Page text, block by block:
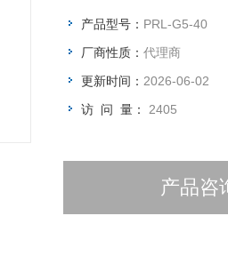
产品型号： PRL-G5-40
厂商性质： 代理商
更新时间： 2026-06-02
访 问 量： 2405
产品咨